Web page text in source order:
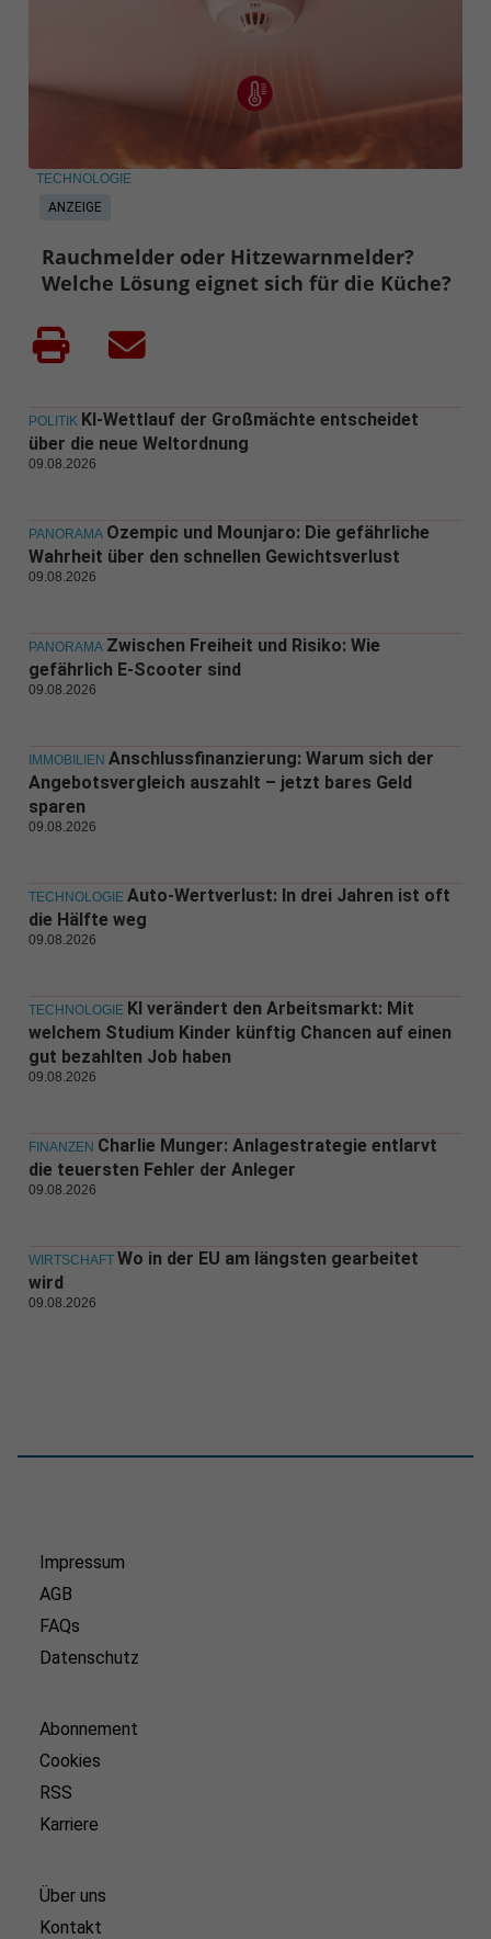
ANZEIGE
TECHNOLOGIE
Rauchmelder oder Hitzewarnmelder?
Welche Lösung eignet sich für die Küche?
POLITIK KI-Wettlauf der Großmächte entscheidet
über die neue Weltordnung
09.08.2026
PANORAMA Ozempic und Mounjaro: Die gefährliche
Wahrheit über den schnellen Gewichtsverlust
09.08.2026
PANORAMA Zwischen Freiheit und Risiko: Wie
gefährlich E-Scooter sind
09.08.2026
IMMOBILIEN Anschlussfinanzierung: Warum sich der
Angebotsvergleich auszahlt – jetzt bares Geld
sparen
09.08.2026
TECHNOLOGIE Auto-Wertverlust: In drei Jahren ist oft
die Hälfte weg
09.08.2026
TECHNOLOGIE KI verändert den Arbeitsmarkt: Mit
welchem Studium Kinder künftig Chancen auf einen
gut bezahlten Job haben
09.08.2026
FINANZEN Charlie Munger: Anlagestrategie entlarvt
die teuersten Fehler der Anleger
09.08.2026
WIRTSCHAFT Wo in der EU am längsten gearbeitet
wird
09.08.2026
Impressum
AGB
FAQs
Datenschutz
Abonnement
Cookies
RSS
Karriere
Über uns
Kontakt